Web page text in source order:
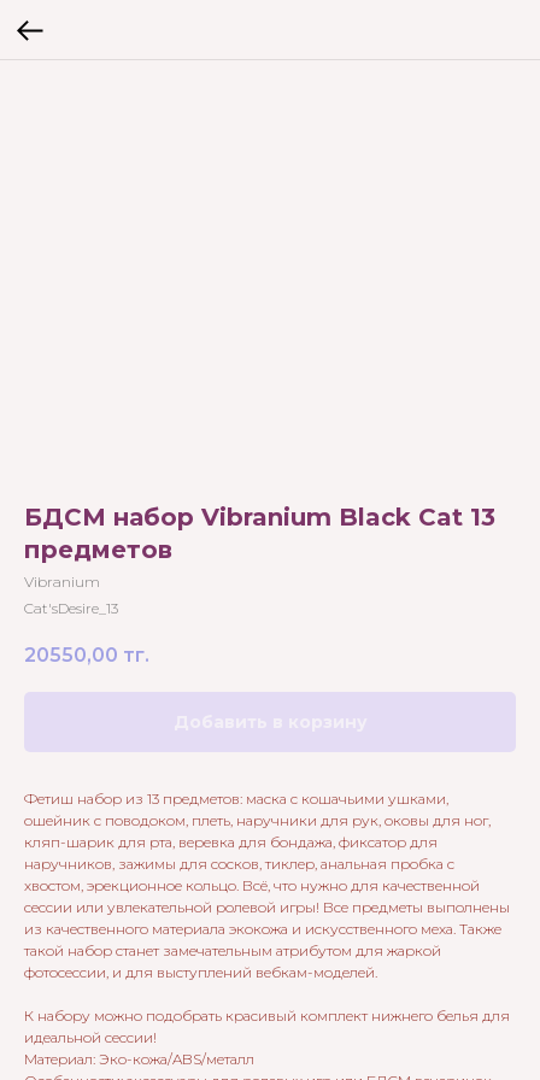
БДСМ набор Vibranium Black Cat 13
предметов
Vibranium
Cat'sDesire_13
20550,00 тг.
Фетиш набор из 13 предметов: маска с кошачьими ушками,
ошейник с поводоком, плеть, наручники для рук, оковы для ног,
кляп-шарик для рта, веревка для бондажа, фиксатор для
наручников, зажимы для сосков, тиклер, анальная пробка с
хвостом, эрекционное кольцо. Всё, что нужно для качественной
сессии или увлекательной ролевой игры! Все предметы выполнены
из качественного материала экокожа и искусственного меха. Также
такой набор станет замечательным атрибутом для жаркой
фотосессии, и для выступлений вебкам-моделей.
К набору можно подобрать красивый комплект нижнего белья для
идеальной сессии!
Материал: Эко-кожа/ABS/металл